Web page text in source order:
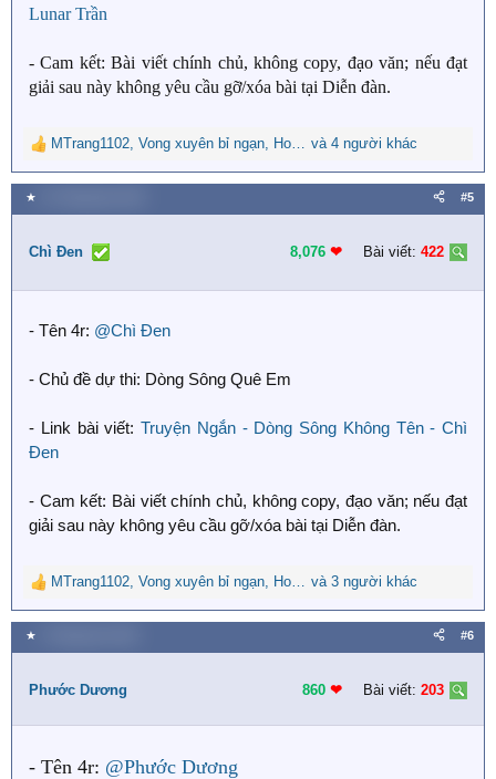
Lunar Trần
- Cam kết: Bài viết chính chủ, không copy, đạo văn; nếu đạt
giải sau này không yêu cầu gỡ/xóa bài tại Diễn đàn.
R
e
a
c
i
n
:
MTrang1102, Vong xuyên bỉ ngạn, Hoa Nguyệt Phụng và 4 người khác
★ #5
Chì Đen 8,076 ❤︎ Bài viết: 422
- Tên 4r: @Chì Đen
- Chủ đề dự thi: Dòng Sông Quê Em
- Link bài viết: Truyện Ngắn - Dòng Sông Không Tên - Chì
Đen
- Cam kết: Bài viết chính chủ, không copy, đạo văn; nếu đạt
giải sau này không yêu cầu gỡ/xóa bài tại Diễn đàn.
R
e
a
c
i
n
:
MTrang1102, Vong xuyên bỉ ngạn, Hoa Nguyệt Phụng và 3 người khác
★ #6
Phước Dương 860 ❤︎ Bài viết: 203
- Tên 4r: @Phước Dương